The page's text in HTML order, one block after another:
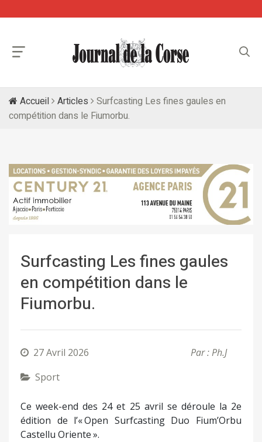
Accueil Articles
Surfcasting Les fines gaules en
compétition dans le Fiumorbu.
Surfcasting Les fines gaules
en compétition dans le
Fiumorbu.
27 Avril 2026
Par : Ph.J
Sport
Ce week-end des 24 et 25 avril se déroule la 2e
édition de l’« Open Surfcasting Duo Fium’Orbu
Castellu Oriente ».